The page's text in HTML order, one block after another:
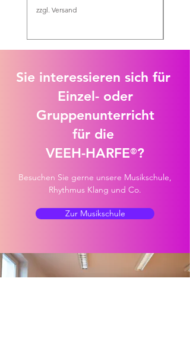
zzgl. Versand
Sie interessieren sich für
Einzel- oder
Gruppenunterricht
für die
VEEH-HARFE®?
Besuchen Sie gerne unsere Musikschule,
Rhythmus Klang und Co.
Zur Musikschule